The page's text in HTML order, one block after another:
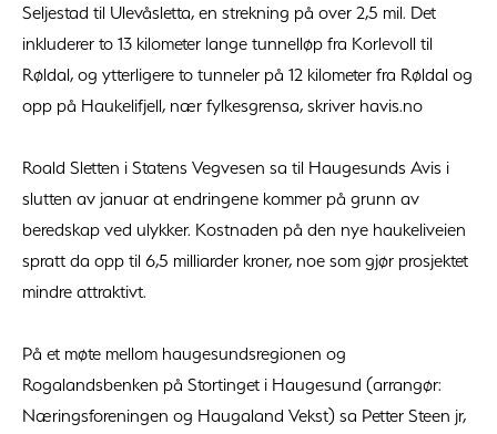
Seljestad til Ulevåsletta, en strekning på over 2,5 mil. Det
inkluderer to 13 kilometer lange tunnelløp fra Korlevoll til
Røldal, og ytterligere to tunneler på 12 kilometer fra Røldal og
opp på Haukelifjell, nær fylkesgrensa, skriver havis.no
Roald Sletten i Statens Vegvesen sa til Haugesunds Avis i
slutten av januar at endringene kommer på grunn av
beredskap ved ulykker. Kostnaden på den nye haukeliveien
spratt da opp til 6,5 milliarder kroner, noe som gjør prosjektet
mindre attraktivt.
På et møte mellom haugesundsregionen og
Rogalandsbenken på Stortinget i Haugesund (arrangør:
Næringsforeningen og Haugaland Vekst) sa Petter Steen jr,